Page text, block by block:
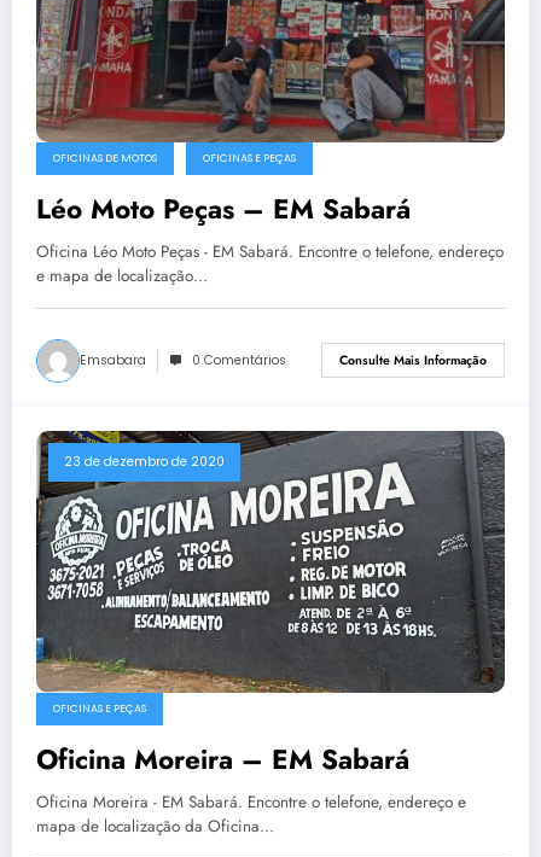
OFICINAS DE MOTOS OFICINAS E PEÇAS
Léo Moto Peças – EM Sabará
Oficina Léo Moto Peças - EM Sabará. Encontre o telefone, endereço
e mapa de localização…
Emsabara 0 Comentários Consulte Mais Informação
23 de dezembro de 2020
OFICINAS E PEÇAS
Oficina Moreira – EM Sabará
Oficina Moreira - EM Sabará. Encontre o telefone, endereço e
mapa de localização da Oficina…